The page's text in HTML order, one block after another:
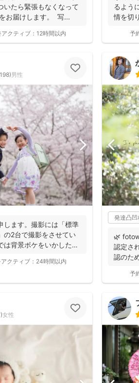
いたら緊張もなくなって
お届けします。 写...
クティブ： 12時間以内
るよう
情を切
予
198)男性
します。撮影には「標準
の2台で撮影をさせてい
は背景ボケをいかしたお
クティブ： 24時間以内
発達凸凹
🌿
認定さ
認のた
予
)女性